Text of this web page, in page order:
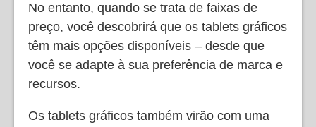
No entanto, quando se trata de faixas de
preço, você descobrirá que os tablets gráficos
têm mais opções disponíveis – desde que
você se adapte à sua preferência de marca e
recursos.
Os tablets gráficos também virão com uma